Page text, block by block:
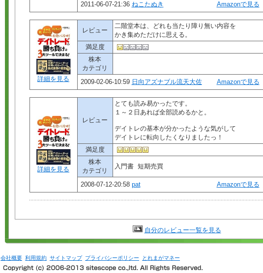
2011-06-07-21:36 ねこたぬき Amazonで見る
詳細を見る
レビュー
二階堂本は、どれも当たり障り無い内容を
かき集めただけに思える。
満足度
株本
カテゴリ
2009-02-06-10:59 日向アズナブル流天大佐 Amazonで見る
詳細を見る
レビュー
とても読み易かったです。
１～２日あれば全部読めるかと。
デイトレの基本が分かったような気がして
デイトレに転向したくなりましたっ！
満足度
株本
カテゴリ
入門書 短期売買
2008-07-12-20:58 pat Amazonで見る
自分のレビュー一覧を見る
会社概要 利用規約 サイトマップ プライバシーポリシー とれまがマネー